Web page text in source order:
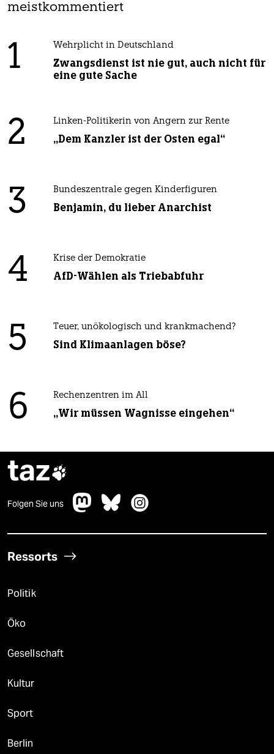
meistkommentiert
1 Wehrplicht in Deutschland
Zwangsdienst ist nie gut, auch nicht für
eine gute Sache
2 Linken-Politikerin von Angern zur Rente
„Dem Kanzler ist der Osten egal“
3 Bundeszentrale gegen Kinderfiguren
Benjamin, du lieber Anarchist
4 Krise der Demokratie
AfD-Wählen als Triebabfuhr
5 Teuer, unökologisch und krankmachend?
Sind Klimaanlagen böse?
6 Rechenzentren im All
„Wir müssen Wagnisse eingehen“
taz
Folgen Sie uns
Ressorts
Politik
Öko
Gesellschaft
Kultur
Sport
Berlin